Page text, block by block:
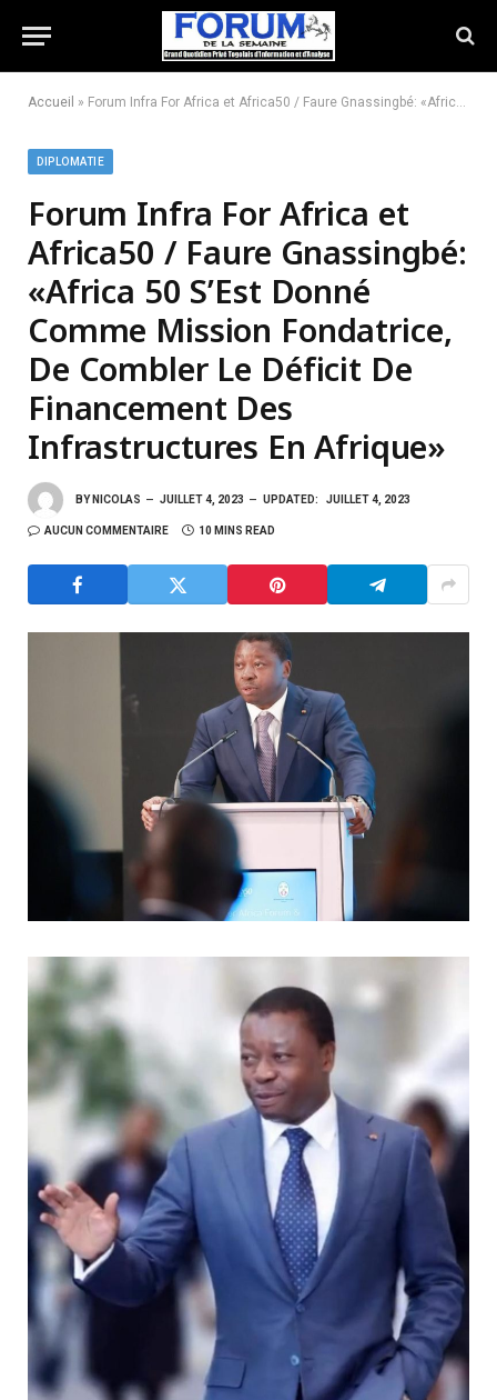
Accueil » Forum Infra For Africa et Africa50 / Faure Gnassingbé: «Africa 50 S’Est Donné Comme Mission Fondatrice, De Combler Le Déficit De Financement Des Infrastructures En Afrique»
DIPLOMATIE
Forum Infra For Africa et
Africa50 / Faure Gnassingbé:
«Africa 50 S’Est Donné
Comme Mission Fondatrice,
De Combler Le Déficit De
Financement Des
Infrastructures En Afrique»
BY NICOLAS JUILLET 4, 2023 UPDATED: JUILLET 4, 2023
AUCUN COMMENTAIRE 10 MINS READ